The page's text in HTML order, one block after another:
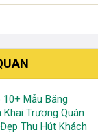
10+ Mẫu Băng
Khai Trương Quán
Thu Hút Khách